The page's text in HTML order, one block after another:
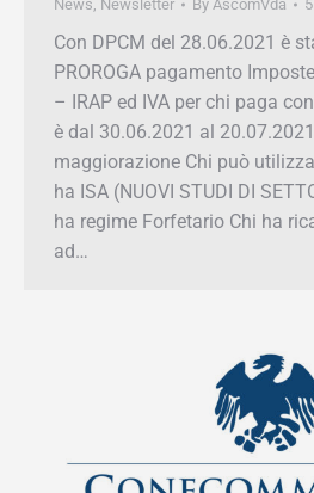
PROROGA pagamento
(IRPEF – IRAP ed IVA per chi
La proroga è dal 30.06.2021
senza alcuna maggiorazione
tale proroga: Chi ha ISA
SETTORE) approvati Chi ha
Chi ha ricavi/compensi fino